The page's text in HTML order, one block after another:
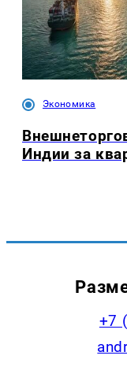
Экономика
Индии за
+7